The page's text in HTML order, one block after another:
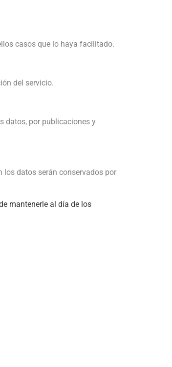
casos que lo haya facilitado.
del servicio.
datos, por publicaciones y
los datos serán conservados por
mantenerle al día de los